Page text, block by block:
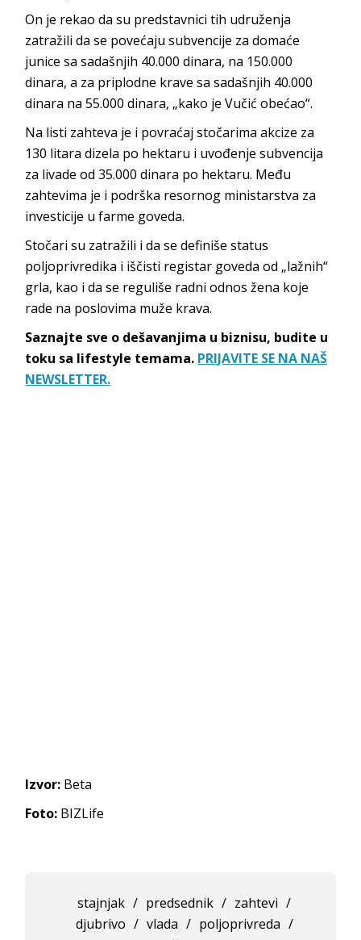
On je rekao da su predstavnici tih udruženja
zatražili da se povećaju subvencije za domaće
junice sa sadašnjih 40.000 dinara, na 150.000
dinara, a za priplodne krave sa sadašnjih 40.000
dinara na 55.000 dinara, „kako je Vučić obećao“.
Na listi zahteva je i povraćaj stočarima akcize za
130 litara dizela po hektaru i uvođenje subvencija
za livade od 35.000 dinara po hektaru. Među
zahtevima je i podrška resornog ministarstva za
investicije u farme goveda.
Stočari su zatražili i da se definiše status
poljoprivredika i iščisti registar goveda od „lažnih“
grla, kao i da se reguliše radni odnos žena koje
rade na poslovima muže krava.
Saznajte sve o dešavanjima u biznisu, budite u
toku sa lifestyle temama. PRIJAVITE SE NA NAŠ
NEWSLETTER.
Izvor: Beta
Foto: BIZLife
stajnjak / predsednik / zahtevi /
djubrivo / vlada / poljoprivreda /